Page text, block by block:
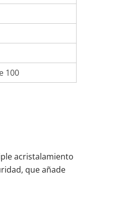
100
acristalamiento
que añade